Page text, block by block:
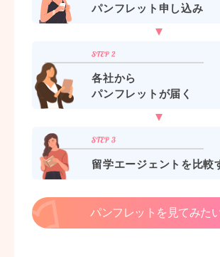
パンフレット申し込み
各社から
パンフレットが届く
留学エージェントを比較
パンフレットを見てみた